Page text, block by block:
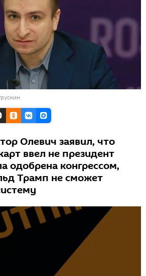
Олевич заявил, что
ввел не президент
одобрена конгрессом,
Трамп не сможет